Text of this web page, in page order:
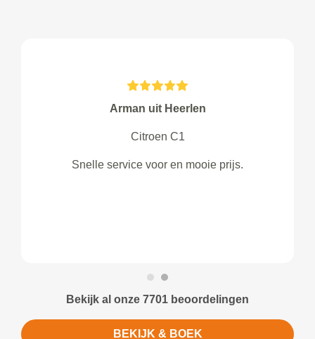
Arman uit Heerlen
Citroen C1
Snelle service voor en mooie prijs.
Bekijk al onze 7701 beoordelingen
BEKIJK & BOEK